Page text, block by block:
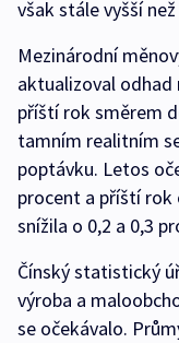
však stále vyšší
Mezinárodní
aktualizoval odhad
příští rok směrem
tamním realitním
poptávku. Letos
procent a příští rok
snížila o 0,2 a 0,3
Čínský statistický
výroba a
se očekávalo.